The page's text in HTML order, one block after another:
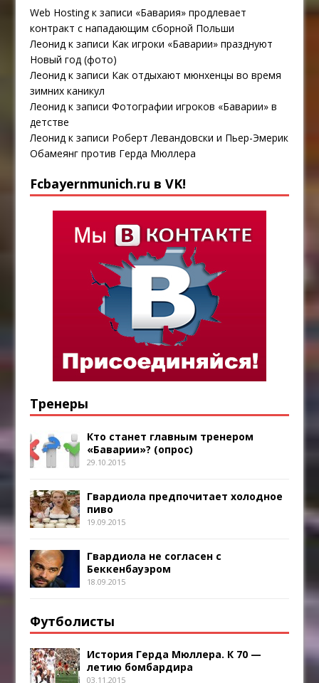
Web Hostingк записи «Бавария» продлевает
контракт с нападающим сборной Польши
Леонид к записи Как игроки «Баварии» празднуют
Новый год (фото)
Леонид к записи Как отдыхают мюнхенцы во время
зимних каникул
Леонид к записиФотографии игроков «Баварии» в
детстве
Леонид к записи Роберт Левандовски и Пьер-Эмерик
Обамеянг против Герда Мюллера
Fcbayernmunich.ru в VK!
Тренеры
Кто станет главным тренером
«Баварии»? (опрос)
29.10.2015
Гвардиола предпочитает холодное
пиво
19.09.2015
Гвардиола не согласен с
Беккенбауэром
18.09.2015
Футболисты
История Герда Мюллера. К 70 —
летию бомбардира
03.11.2015